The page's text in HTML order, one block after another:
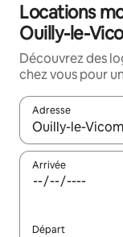
Locations
Ouilly-le-
Découvrez des
chez vous pour
Adresse
Lorsque les
Arrivée
Départ